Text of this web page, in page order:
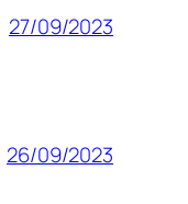
27/09/2023
26/09/2023